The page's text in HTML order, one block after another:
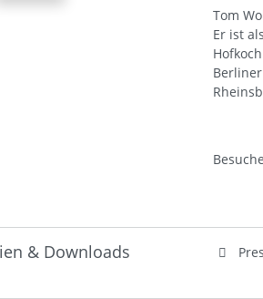
Tom
Er ist
& Downloads